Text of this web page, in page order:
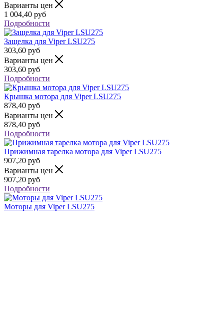
Варианты цен
1 004,40 руб
Подробности
Защелка для Viper LSU275
303,60 руб
Варианты цен
303,60 руб
Подробности
Крышка мотора для Viper LSU275
878,40 руб
Варианты цен
878,40 руб
Подробности
Прижимная тарелка мотора для Viper LSU275
907,20 руб
Варианты цен
907,20 руб
Подробности
Моторы для Viper LSU275